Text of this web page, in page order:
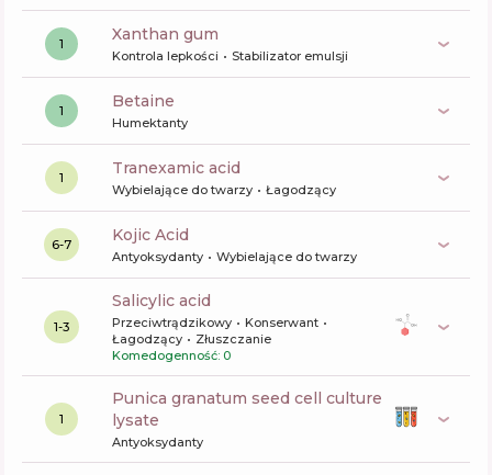
1 xanthan gum
Kontrola lepkości Stabilizator emulsji
1 betaine
Humektanty
1 tranexamic acid
Wybielające do twarzy Łagodzący
6-7 Kojic Acid
Antyoksydanty Wybielające do twarzy
1-3
salicylic acid
Przeciwtrądzikowy
Konserwant
Łagodzący
Złuszczanie
Komedogenność: 0
1
punica granatum seed cell culture
lysate
Antyoksydanty